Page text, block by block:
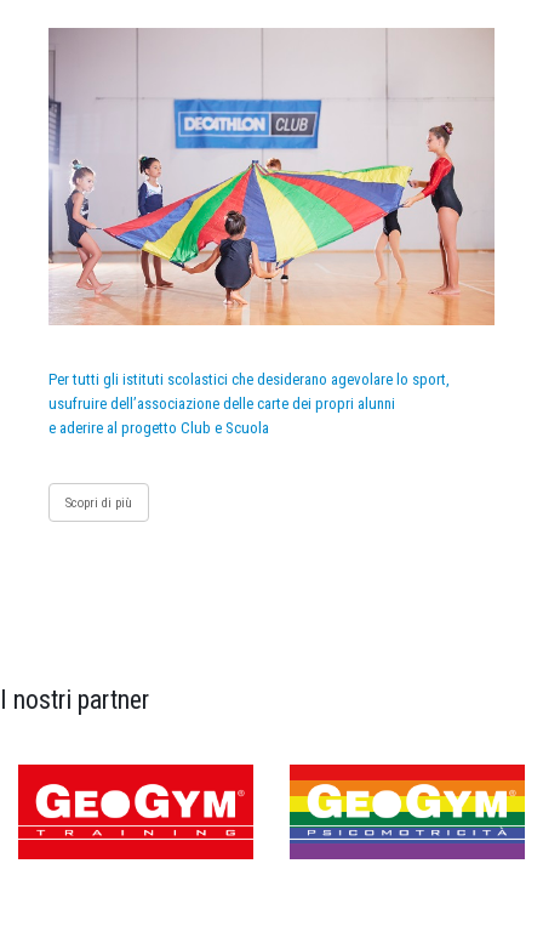
Per tutti gli istituti scolastici che desiderano agevolare lo sport,
usufruire dell’associazione delle carte dei propri alunni
e aderire al progetto Club e Scuola
Scopri di più
I nostri partner